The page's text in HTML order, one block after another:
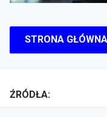
STRONA
ŹRÓDŁA: